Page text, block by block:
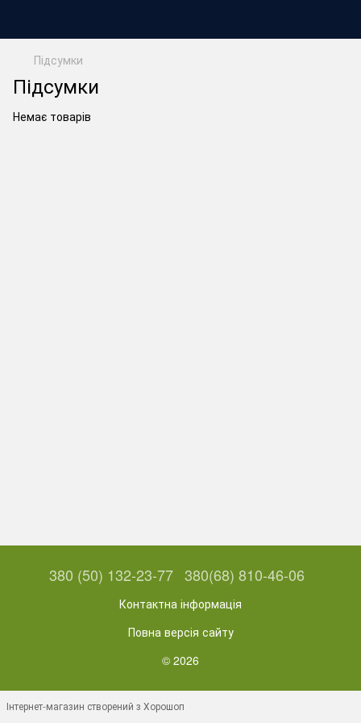
Підсумки
Підсумки
Немає товарів
380 (50) 132-23-77 380(68) 810-46-06
Контактна інформація
Повна версія сайту
© 2026
Інтернет-магазин створений з Хорошоп